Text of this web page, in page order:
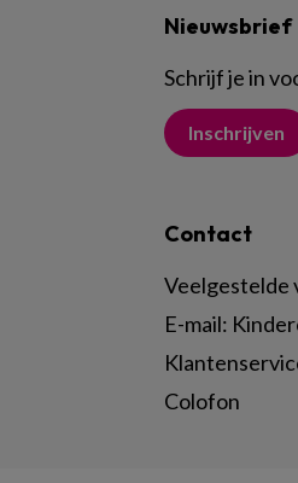
Nieuwsbrief
Schrijf je in
Inschrijven
Contact
Veelgestelde
E-mail:
Colofon